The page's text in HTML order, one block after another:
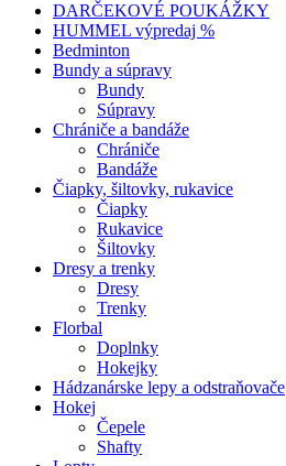
DARČEKOVÉ POUKÁŽKY
HUMMEL výpredaj %
Bedminton
Bundy a súpravy
Bundy
Súpravy
Chrániče a bandáže
Chrániče
Bandáže
Čiapky, šiltovky, rukavice
Čiapky
Rukavice
Šiltovky
Dresy a trenky
Dresy
Trenky
Florbal
Doplnky
Hokejky
Hádzanárske lepy a odstraňovače
Hokej
Čepele
Shafty